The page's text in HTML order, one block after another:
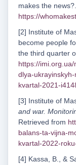
makes the
https://
[2] Institute of
become people
the third quarter
https://
dlya-
kvartal-2021-
[3] Institute of
and war.
Retrieved from
balans-ta-vijna-
kvartal-2022-
[4] Kassa, B., &